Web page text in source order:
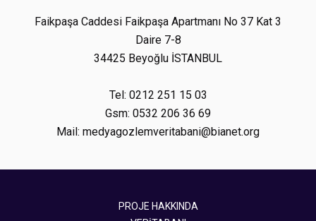
Faikpaşa Caddesi Faikpaşa Apartmanı No 37 Kat 3
Daire 7-8
34425 Beyoğlu İSTANBUL
Tel: 0212 251 15 03
Gsm: 0532 206 36 69
Mail: medyagozlemveritabani@bianet.org
PROJE HAKKINDA